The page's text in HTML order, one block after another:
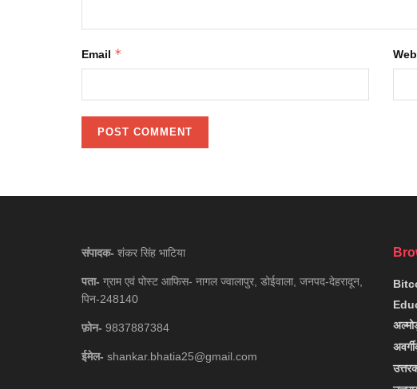
Email *
संपादक- शंकर सिंह भाटिया
पता- ग्राम एवं पोस्ट आफिस- नागल ज्वालापुर, डोईवाला, जनपद-देहरादून,
पिन-248140
फ़ोन- 9837887384
ईमेल- shankar.bhatia25@gmail.com